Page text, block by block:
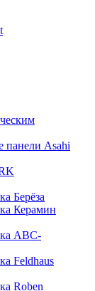
панели Asahi
Берёза
Керамин
ABC-
Feldhaus
Roben